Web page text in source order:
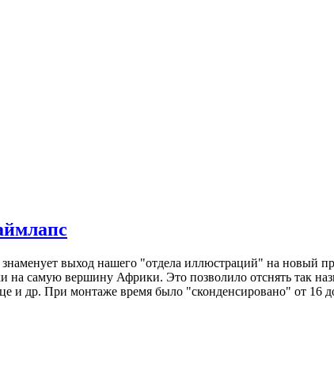
выход нашего "отдела иллюстраций" на новый
на самую вершину Африки. Это позволило отснять так
др. При монтаже время было "сконденсировано" от 16 до